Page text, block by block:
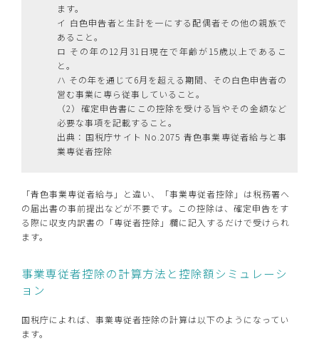
ます。
イ 白色申告者と生計を一にする配偶者その他の親族で
あること。
ロ その年の12月31日現在で年齢が15歳以上であるこ
と。
ハ その年を通じて6月を超える期間、その白色申告者の
営む事業に専ら従事していること。
（2）確定申告書にこの控除を受ける旨やその金額など
必要な事項を記載すること。
出典：国税庁サイト No.2075 青色事業専従者給与と事
業専従者控除
「青色事業専従者給与」と違い、「事業専従者控除」は税務署へ
の届出書の事前提出などが不要です。この控除は、確定申告をす
る際に収支内訳書の「専従者控除」欄に記入するだけで受けられ
ます。
事業専従者控除の計算方法と控除額シミュレーシ
ョン
国税庁によれば、事業専従者控除の計算は以下のようになってい
ます。